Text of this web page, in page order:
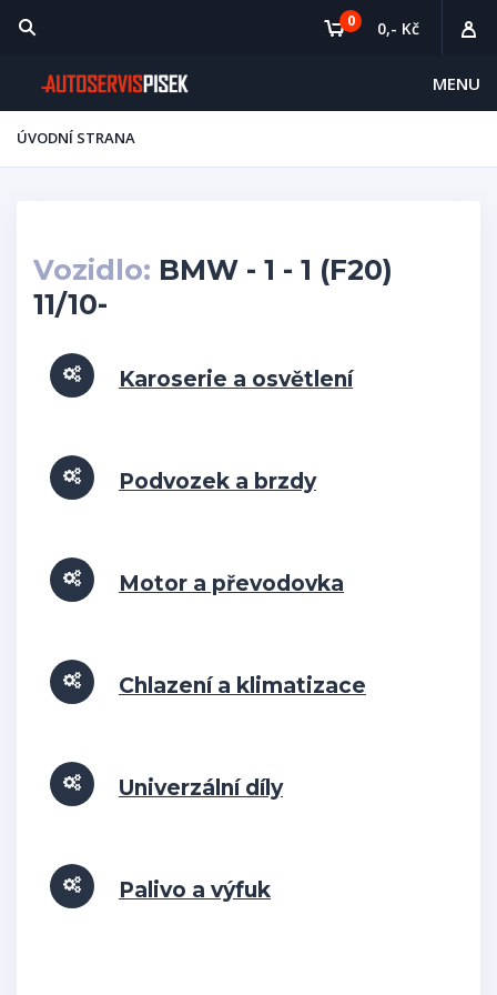
MENU
0 0,- Kč
ÚVODNÍ STRANA
Vozidlo: BMW - 1 - 1 (F20)
11/10-
Karoserie a osvětlení
Podvozek a brzdy
Motor a převodovka
Chlazení a klimatizace
Univerzální díly
Palivo a výfuk